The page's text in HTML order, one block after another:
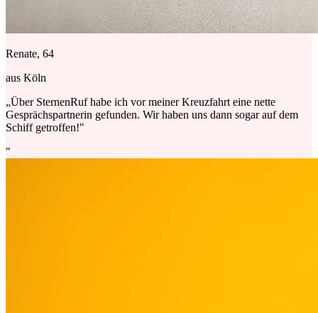
Renate, 64
aus Köln
„Über SternenRuf habe ich vor meiner Kreuzfahrt eine nette
Gesprächspartnerin gefunden. Wir haben uns dann sogar auf dem
Schiff getroffen!"
"